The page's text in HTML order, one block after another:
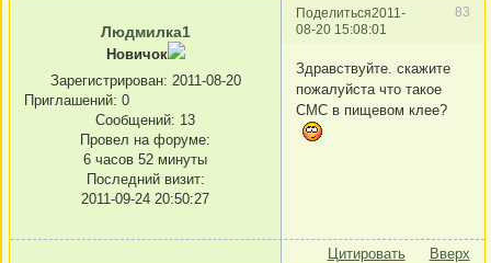
Поделиться 83
2011-
08-20 15:08:01
Людмилка1
Новичок
Зарегистрирован: 2011-08-20
Приглашений: 0
Сообщений: 13
Провел на форуме:
6 часов 52 минуты
Последний визит:
2011-09-24 20:50:27
Здравствуйте. скажите
пожалуйста что такое
СМС в пищевом клее?
Цитировать Вверх